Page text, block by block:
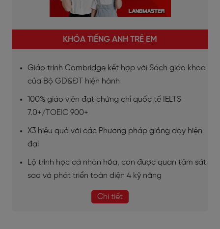
KHÓA TIẾNG ANH TRẺ EM
Giáo trình Cambridge kết hợp với Sách giáo khoa
của Bộ GD&ĐT hiện hành
100% giáo viên đạt chứng chỉ quốc tế IELTS
7.0+/TOEIC 900+
X3 hiệu quả với các Phương pháp giảng dạy hiện
đại
Lộ trình học cá nhân hóa, con được quan tâm sát
sao và phát triển toàn diện 4 kỹ năng
Chi tiết